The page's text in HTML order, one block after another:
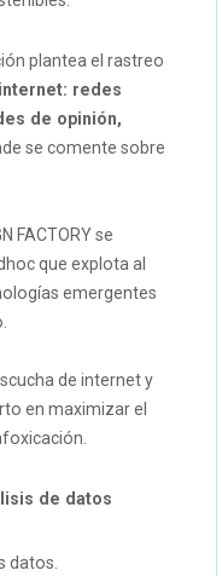
plantea el rastreo
redes
de opinión,
se comente sobre
FACTORY se
que explota al
emergentes
de internet y
en maximizar el
de datos
datos.